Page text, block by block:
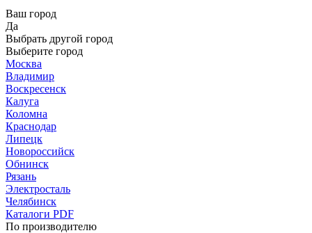
Ваш город
Да
Выбрать другой город
Выберите город
Москва
Владимир
Воскресенск
Калуга
Коломна
Краснодар
Липецк
Новороссийск
Обнинск
Рязань
Электросталь
Челябинск
Каталоги PDF
По производителю